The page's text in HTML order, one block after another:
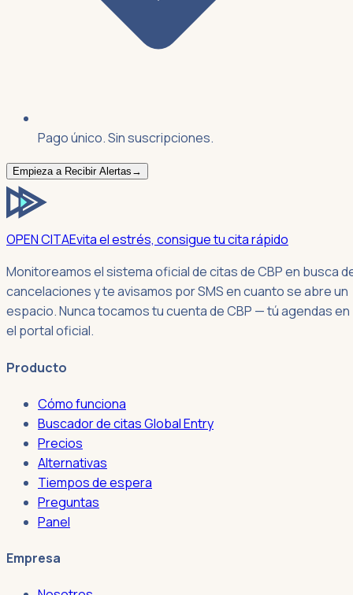
Pago único. Sin suscripciones.
Empieza a Recibir Alertas →
OPEN CITAEvita el estrés, consigue tu cita rápido
Monitoreamos el sistema oficial de citas de CBP en busca
cancelaciones y te avisamos por SMS en cuanto se abre un
espacio. Nunca tocamos tu cuenta de CBP — tú agendas en
el portal oficial.
Producto
Cómo funciona
Buscador de citas Global Entry
Precios
Alternativas
Tiempos de espera
Preguntas
Panel
Empresa